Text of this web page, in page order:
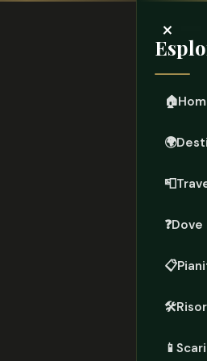
×
🏠
🌍
📮
❓Dove
📋
🛠️
📱